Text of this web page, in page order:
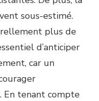
sous-estimé.
plus de
d’anticiper
car un
En tenant compte